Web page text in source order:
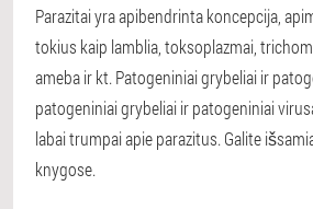
Parazitai yra apibendrinta koncepcija,
tokius kaip lamblia, toksoplazmai,
ameba ir kt. Patogeniniai grybeliai ir
patogeniniai grybeliai ir patogeniniai
labai trumpai apie parazitus. Galite
knygose.